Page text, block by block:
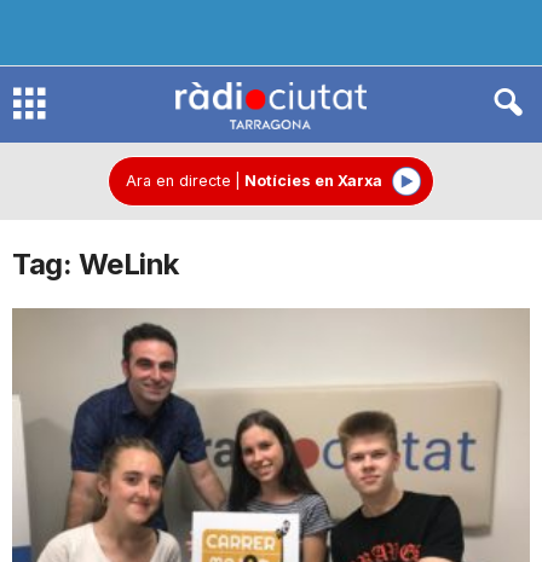
R
d
Ara en directe Notícies en Xarxa
Tag: WeLink